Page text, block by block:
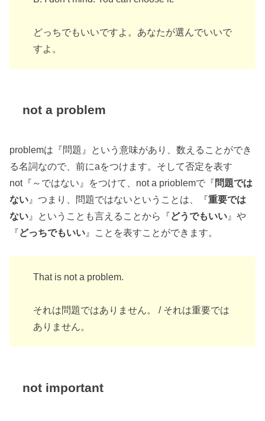
どっちでもいいですよ。あなたが選んでいいで
すよ。
not a problem
problemは『問題』という意味があり、数えることができ
る名詞なので、前にaをつけます。そして否定を表す
not『～ではない』をつけて、not a prioblemで『問題では
ない 』つまり、問題ではないということは、『重要では
ない 』ということも言えることから『どうでもいい 』や
『どっちでもいい 』ことを表すことができます。
That is not a problem.
それは問題ではありません。 / それは重要では
ありません。
not important